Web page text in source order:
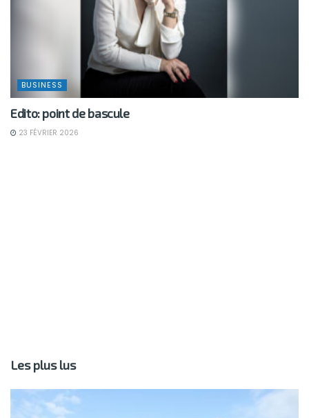
BUSINESS
Edito: point de bascule
23 FÉVRIER 2026
Les plus lus